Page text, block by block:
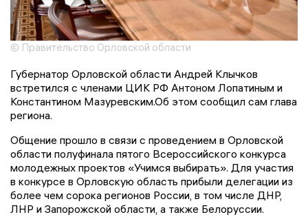
© Правительство Орловской области
Губернатор Орловской области Андрей Клычков
встретился с членами ЦИК РФ Антоном Лопатиным и
Константином Мазуревским.Об этом сообщил сам глава
региона.
Общение прошло в связи с проведением в Орловской
области полуфинала пятого Всероссийского конкурса
молодежных проектов «Учимся выбирать». Для участия
в конкурсе в Орловскую область прибыли делегации из
более чем сорока регионов России, в том числе ДНР,
ЛНР и Запорожской области, а также Белоруссии.